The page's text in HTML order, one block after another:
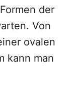
der
Von
ovalen
kann man